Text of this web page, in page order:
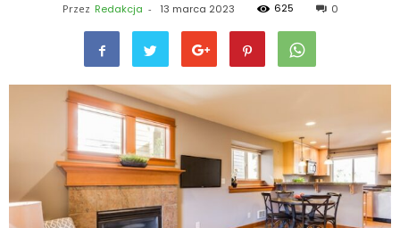
Przez Redakcja - 13 marca 2023 625 0